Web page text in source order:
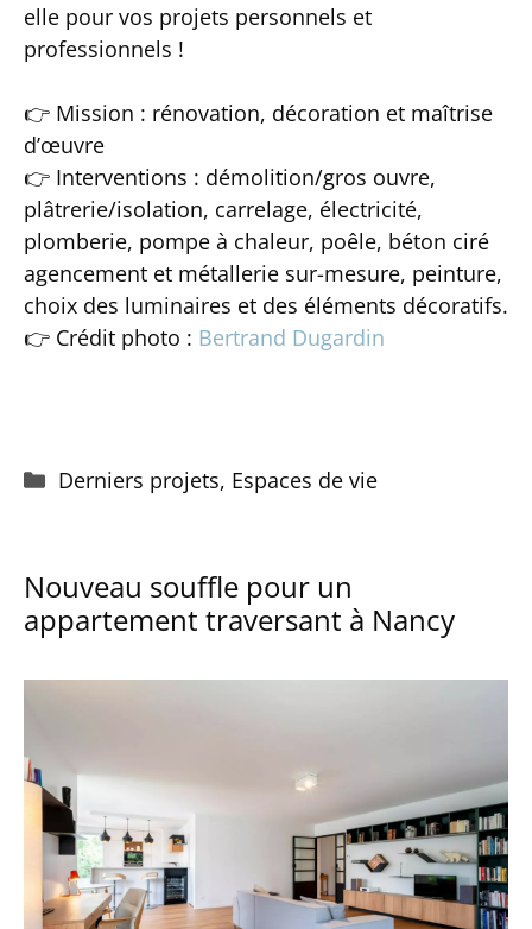
elle pour vos projets personnels et
professionnels !
👉 Mission : rénovation, décoration et maîtrise
d’œuvre
👉 Interventions : démolition/gros ouvre,
plâtrerie/isolation, carrelage, électricité,
plomberie, pompe à chaleur, poêle, béton ciré
agencement et métallerie sur-mesure, peinture,
choix des luminaires et des éléments décoratifs.
👉 Crédit photo : Bertrand Dugardin
Catégories
Derniers projets, Espaces de vie
Nouveau souffle pour un
appartement traversant à Nancy
Suite à unchangement de vie
, mon client
souhaitaitse réattribuer son appartement,
en le re-personnalisant dans son
fonctionnement
et sadécoration.